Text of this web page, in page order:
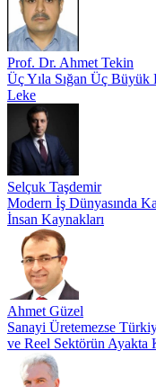
Prof. Dr. Ahmet Tekin
Üç Yıla Sığan Üç Büyük
Leke
Selçuk Taşdemir
Modern İş Dünyasında
İnsan Kaynakları
Ahmet Güzel
Sanayi Üretemezse
ve Reel Sektörün Ayakta